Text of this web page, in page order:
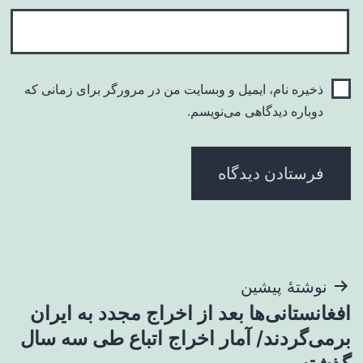
ذخیره نام، ایمیل و وبسایت من در مرورگر برای زمانی که
دوباره دیدگاهی می‌نویسم.
راهبری
نوشته
نوشتهٔ پیشین
افغانستانی‌ها بعد از اخراج مجدد به ایران
برمی‌گردند/ آمار اخراج اتباع طی سه سال